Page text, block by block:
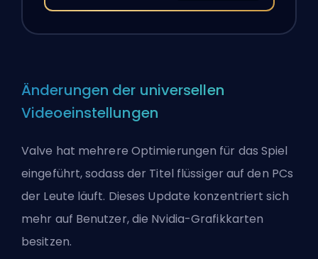
Änderungen der universellen
Videoeinstellungen
Valve hat mehrere Optimierungen für das Spiel
eingeführt, sodass der Titel flüssiger auf den PCs
der Leute läuft. Dieses Update konzentriert sich
mehr auf Benutzer, die Nvidia-Grafikkarten
besitzen.